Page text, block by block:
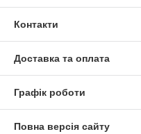
Контакти
Доставка та оплата
Графік роботи
Повна версія сайту